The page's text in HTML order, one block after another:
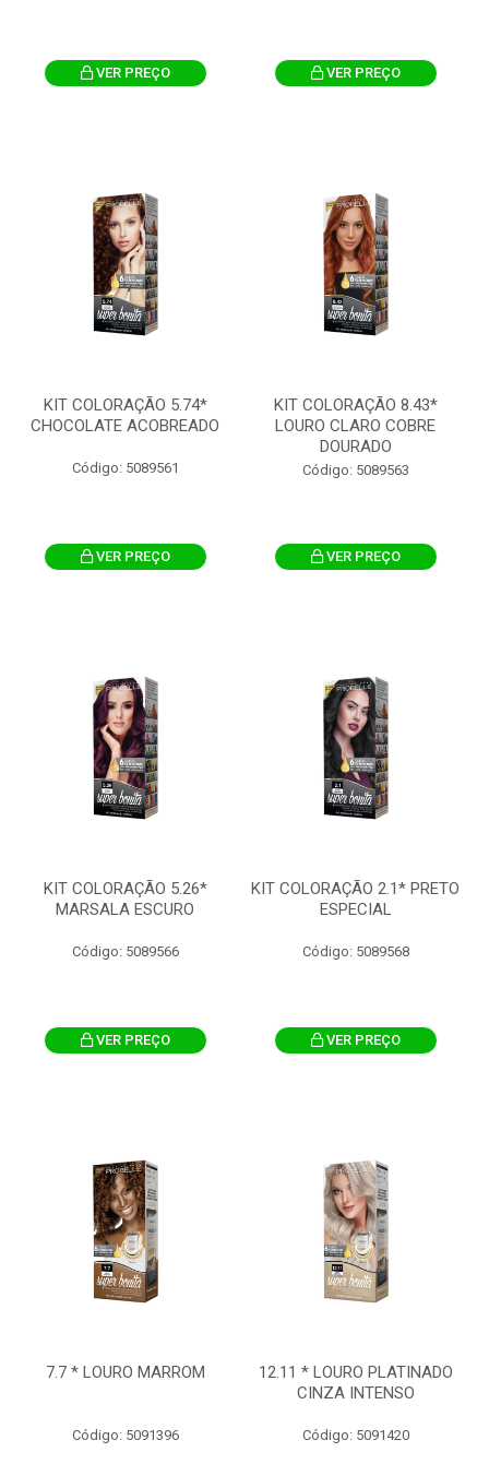
VER PREÇO VER PREÇO
KIT COLORAÇÃO 5.74*
CHOCOLATE ACOBREADO
Código: 5089561
VER PREÇO
KIT COLORAÇÃO 8.43*
LOURO CLARO COBRE
DOURADO
Código: 5089563
VER PREÇO
KIT COLORAÇÃO 5.26*
MARSALA ESCURO
Código: 5089566
VER PREÇO
KIT COLORAÇÃO 2.1* PRETO
ESPECIAL
Código: 5089568
VER PREÇO
7.7 * LOURO MARROM
Código: 5091396
12.11 * LOURO PLATINADO
CINZA INTENSO
Código: 5091420